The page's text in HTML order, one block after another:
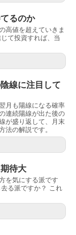
るのか
高値を超えていきま
て投資すれば、当
線に注目して
月も陽線になる確率
連続陽線が出た後の
が盛り返して、月末
法の解説です。
待大
を気にする派です
る派ですか？ これ